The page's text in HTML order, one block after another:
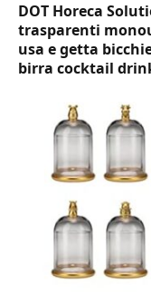
DOT Horeca
trasparenti
usa e getta
birra cocktail